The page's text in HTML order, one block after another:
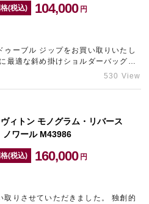
(税込) 104,000 円
ーブル ジップをお買い取りいたし
の金額をご案内させていただきま…
530 View
ィトン モノグラム・リバース
ノワール M43986
(税込) 160,000 円
させていただきました。 独創的